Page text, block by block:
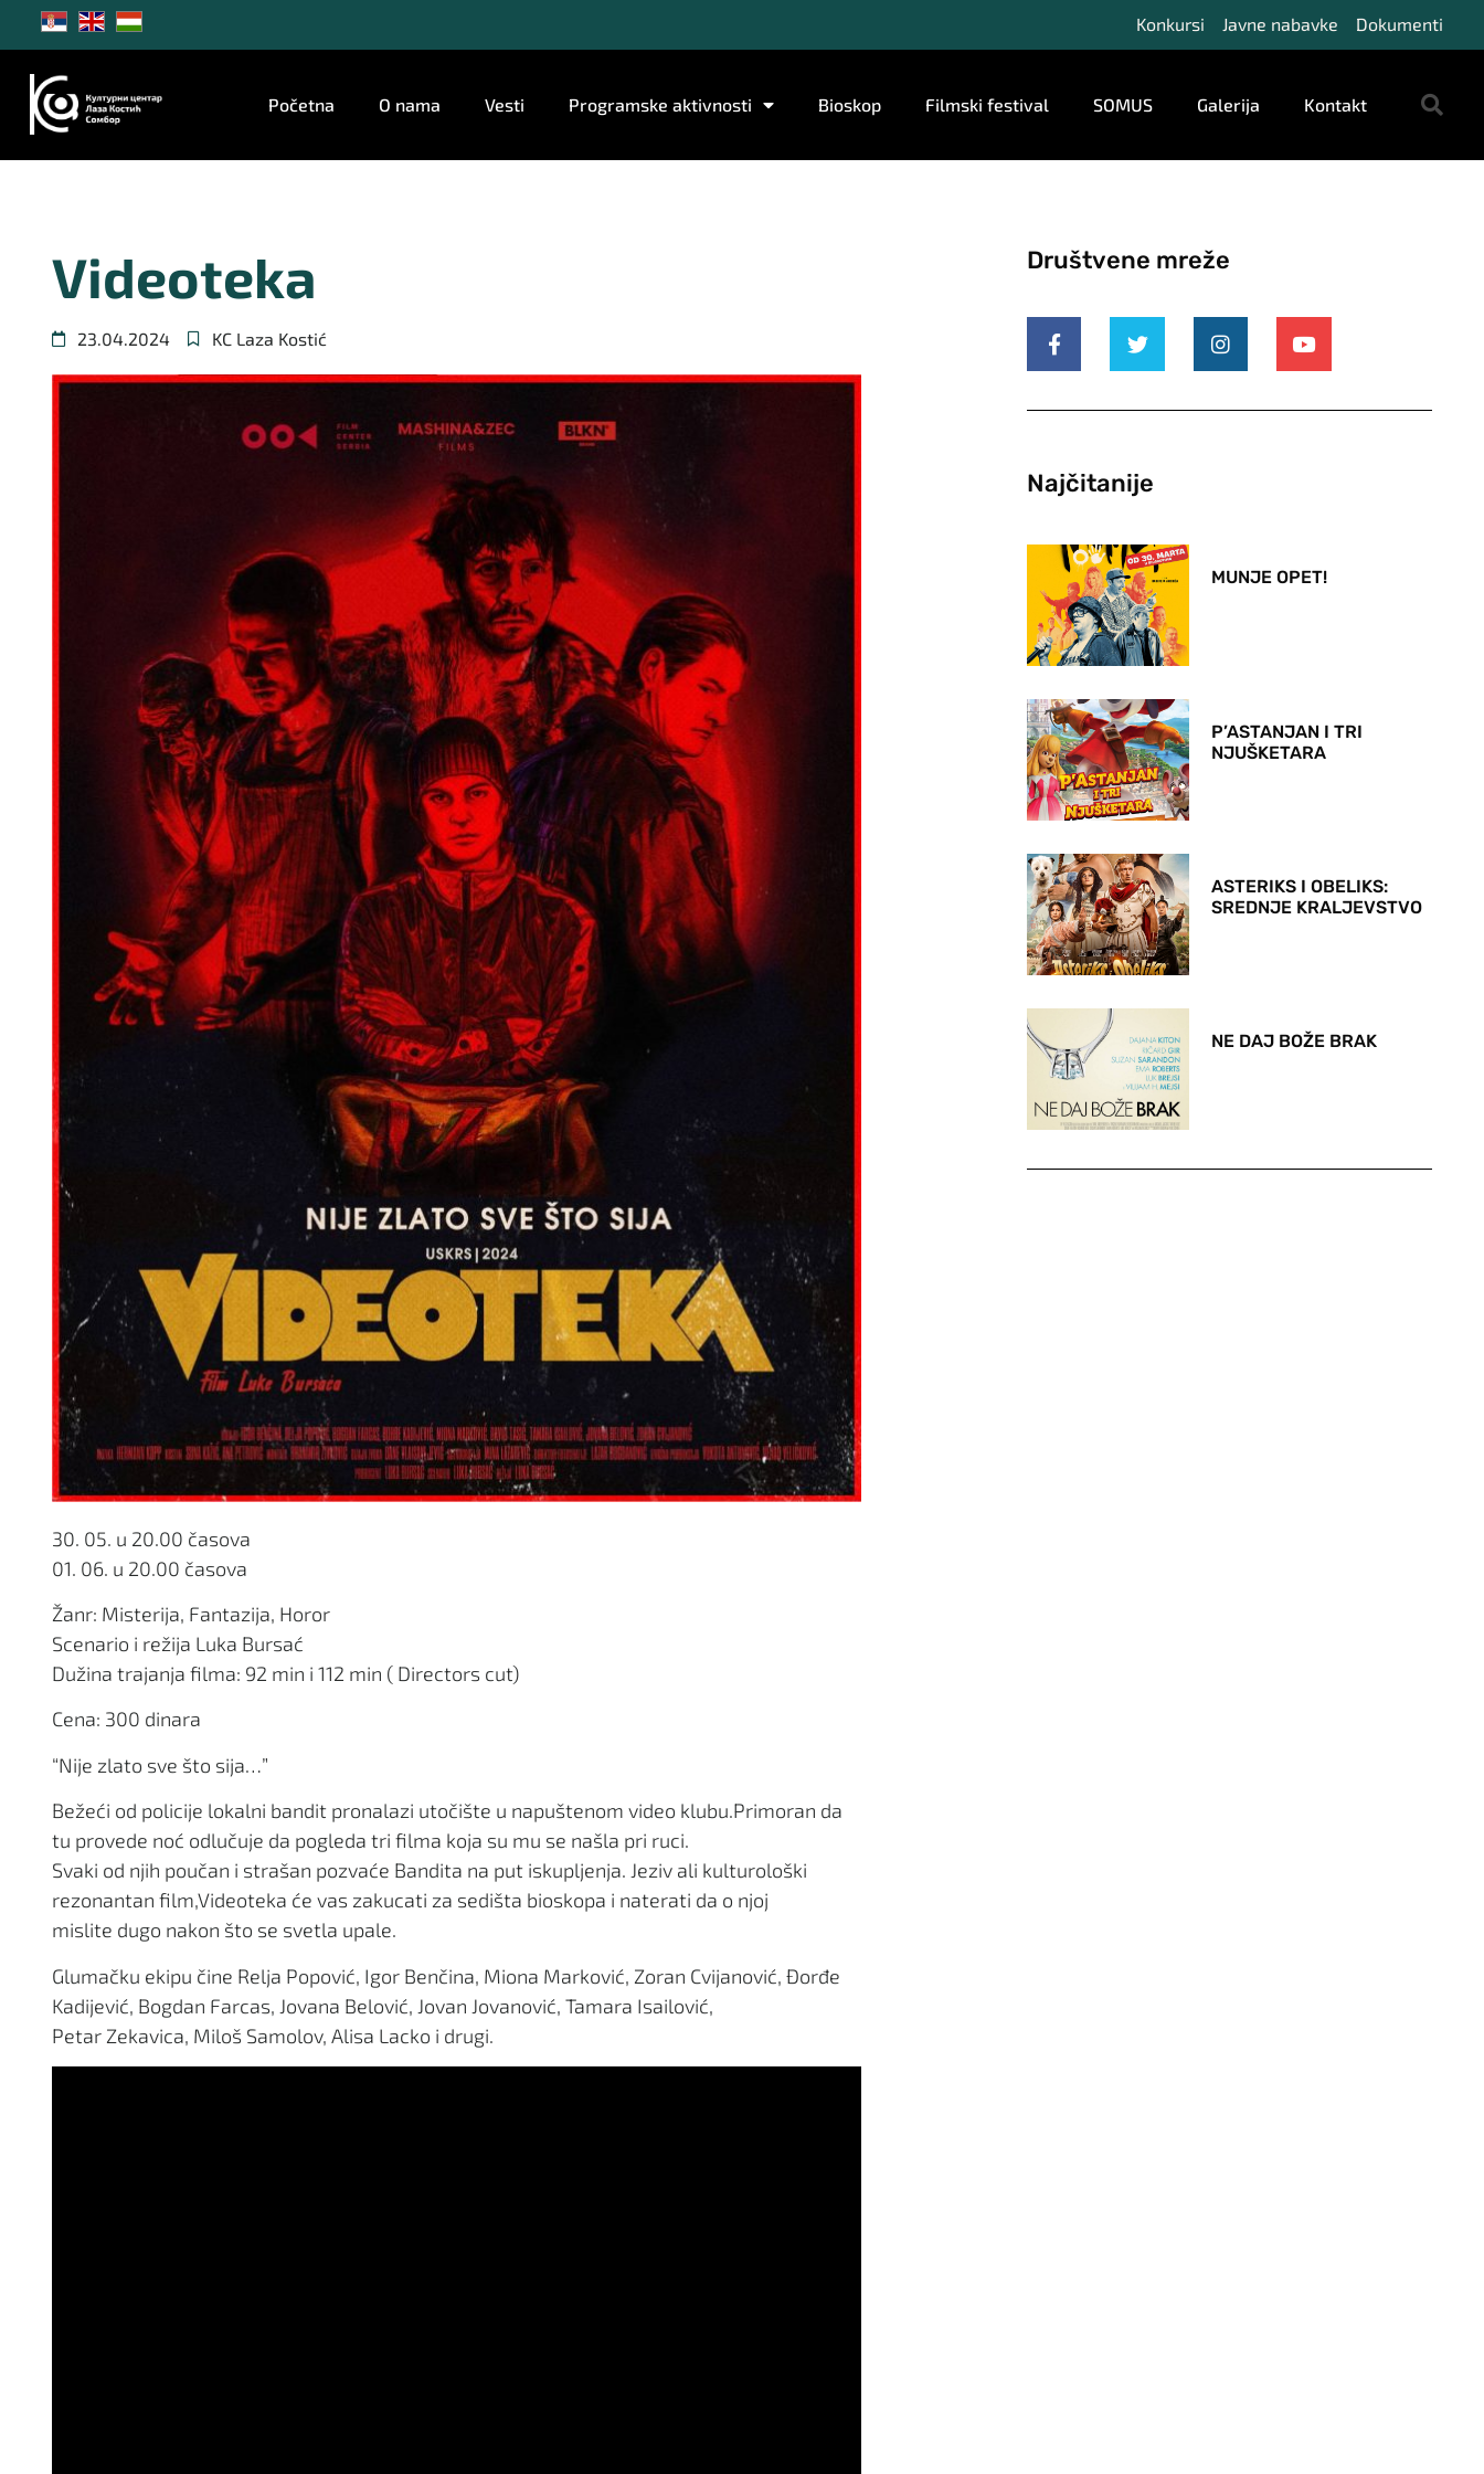
Konkursi Javne nabavke Dokumenti
Početna O nama Vesti Programske aktivnosti Bioskop Filmski festival SOMUS Galerija Kontakt
Videoteka
23.04.2024 KC Laza Kostić
30. 05. u 20.00 časova
01. 06. u 20.00 časova
Žanr: Misterija, Fantazija, Horor
Scenario i režija Luka Bursać
Dužina trajanja filma: 92 min i 112 min ( Directors cut)
Cena: 300 dinara
“Nije zlato sve što sija…”
Bežeći od policije lokalni bandit pronalazi utočište u napuštenom video klubu.Primoran da
tu provede noć odlučuje da pogleda tri filma koja su mu se našla pri ruci.
Svaki od njih poučan i strašan pozvaće Bandita na put iskupljenja. Jeziv ali kulturološki
rezonantan film,Videoteka će vas zakucati za sedišta bioskopa i naterati da o njoj
mislite dugo nakon što se svetla upale.
Glumačku ekipu čine Relja Popović, Igor Benčina, Miona Marković, Zoran Cvijanović, Đorđe
Kadijević, Bogdan Farcas, Jovana Belović, Jovan Jovanović, Tamara Isailović,
Petar Zekavica, Miloš Samolov, Alisa Lacko i drugi.
Društvene mreže
Najčitanije
MUNJE OPET!
P’ASTANJAN I TRI
NJUŠKETARA
ASTERIKS I OBELIKS:
SREDNJE KRALJEVSTVO
NE DAJ BOŽE BRAK